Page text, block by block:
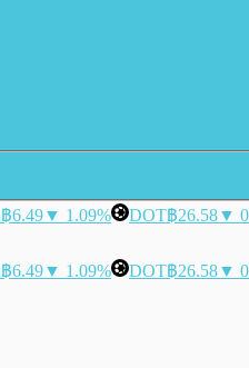
฿6.49▼ 1.09% DOT฿26.58▼
฿6.49▼ 1.09% DOT฿26.58▼